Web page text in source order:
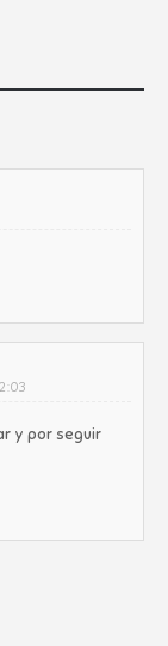
y por seguir